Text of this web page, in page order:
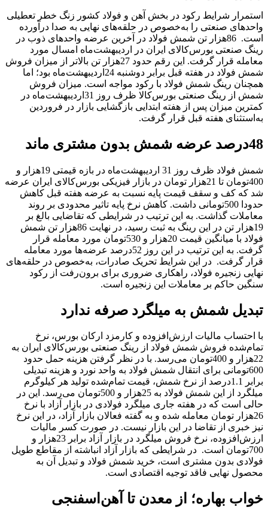
استمرار شرایط رکود در بخش آهن و فولاد کشور زنگ خطر تعطیلی
واحدهای صنعتی را به‌خصوص در حلقه‌‌‌های نهایی به صدا درآورده
است. 86‌هزار تن شمش فولاد در آخرین عرضه واحدهای ذوب در
رینگ صنعتی بورس‌کالای ایران در اردیبهشت‌ماه امسال مورد
معامله قرار گرفت. این رقم حدود 27‌هزار تن بالاتر از میزان فروش
شمش فولاد در هفته قبل برابر دوشنبه 24اردیبهشت‌ماه بود؛ اما
همچنان رینگ شمش فولاد با رکود مواجه است. میزان فروش
شمش از رینگ صنعتی بورس‌کالا ظرف روز 31اردیبهشت‌ماه در
کمترین میزان پس از هفته ابتدایی بازگشایی بازار در فروردین
به‌استثنای هفته قبل قرار گرفت.
48‌درصد عرضه شمش بدون مشتری ماند
شمش فولاد ظرف روز 31 اردیبهشت‌ماه در بازه قیمتی 19‌هزار و
400تومان تا 21‌هزار تومان در بازار فیزیکی بورس‌کالای ایران عرضه
شد که کف و سقف قیمت پایه نسبت به عرضه هفته قبل کاهش
حدودا 500تومانی داشت. کاهش نرخ پایه تاثیر محدودی بر روند
معاملات گذاشت. به این ترتیب در شرایطی که تقاضایی بالغ بر
19‌هزار تن در این رینگ به ثبت رسید، در نهایت 86‌هزار تن شمش
فولاد با میانگین قیمت 20‌هزار و 530تومان مورد معامله قرار
گرفت. به این ترتیب در این روز 52‌درصد عرضه‌‌‌ها مورد معامله
قرار گرفت. در این شرایط تحریک صادرات، به‌خصوص در حلقه‌‌‌های
نهایی زنجیره فولاد، راهکاری ضروری برای برون‌‌‌رفت از رکود
سنگین حاکم بر معاملات این زنجیره است.
تبدیل شمش به میلگرد صرفه ندارد
با احتساب مالیات ارزش‌افزوده و کارمزد ارکان بورس، نرخ
تمام‌شده فروش شمش فولاد از رینگ صنعتی بورس‌کالای ایران به
22‌هزار و 400تومان می‌‌‌رسد. با در نظر گرفتن هزینه حمل حدود
600تومانی برای انتقال شمش فولاد به واحد نورد و هزینه تبدیلی
برابر 1.1‌درصد از نرخ شمش، قیمت تمام‌شده تولید هر کیلوگرم
میلگرد از این شمش فولاد به 25‌هزار و 500تومان می‌‌‌رسد. این در
حالی است که در هفته جاری میلگرد فولادی در بازار آزاد با نرخ
26‌هزار تومان معامله شده و به گفته فعالان بازار آزاد، در این نرخ
نیز خبری از تقاضا در این بازار نیست. در صورت کسر مالیات
ارزش‌افزوده، نرخ فروش میلگرد در بازار آزاد برابر 23‌هزار و
700تومان است. در شرایطی که بازار آزاد انباشته از مقاطع طویل
فولادی بدون مشتری است، خرید شمش فولاد و تبدیل آن به
محصول نهایی فاقد توجیه اقتصادی است.
خواب بهاره؛ از معدن تا آهن‌‌‌اسفنجی